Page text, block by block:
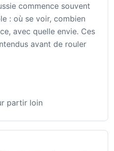
commence souvent
: où se voir, combien
avec quelle envie. Ces
avant de rouler
partir loin